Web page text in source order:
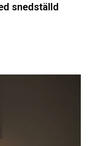
snedställd